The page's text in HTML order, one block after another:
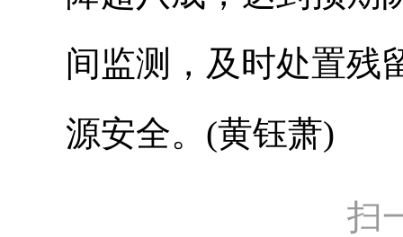
间监测，及时处置残
源安全。(黄钰萧)
扫